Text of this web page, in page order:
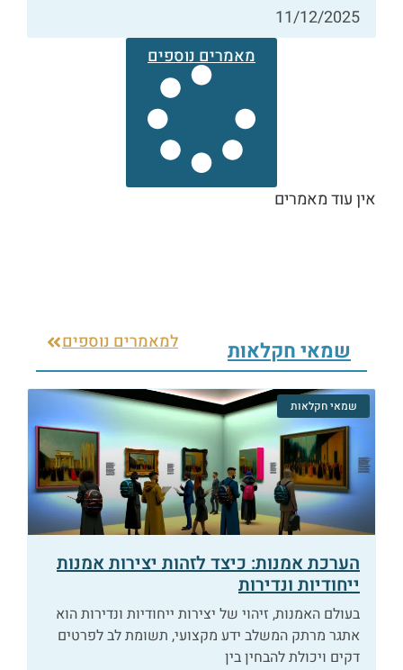
11/12/2025
מאמרים נוספים
אין עוד מאמרים
שמאי חקלאות למאמרים נוספים
שמאי חקלאות
הערכת אמנות: כיצד לזהות יצירות אמנות
ייחודיות ונדירות
בעולם האמנות, זיהוי של יצירות ייחודיות ונדירות הוא
אתגר מרתק המשלב ידע מקצועי, תשומת לב לפרטים
דקים ויכולת להבחין בין